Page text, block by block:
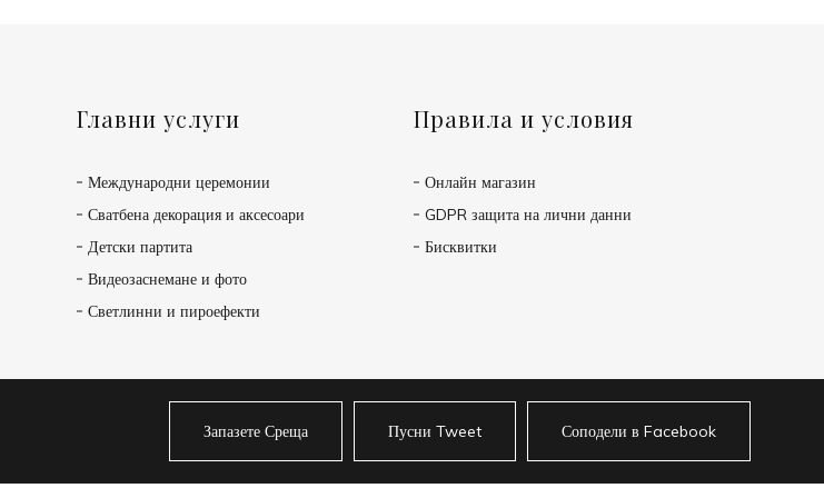
Главни услуги
Международни церемонии
Сватбена декорация и аксесоари
Детски партита
Видеозаснемане и фото
Светлинни и пироефекти
Правила и условия
Онлайн магазин
GDPR защита на лични данни
Бисквитки
Соподели в Facebook
Пусни Tweet
Запазете Среща